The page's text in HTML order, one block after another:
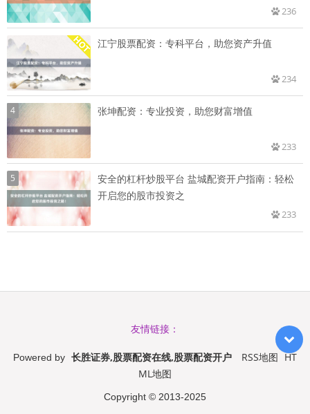
236
江宁股票配资：专科平台，助您资产升值
234
4 张坤配资：专业投资，助您财富增值
233
5
安全的杠杆炒股平台 盐城配资开户指南：轻松
开启您的股市投资之
233
友情链接：
Powered by 长胜证券,股票配资在线,股票配资开户 RSS地图 HT
ML地图
Copyright © 2013-2025